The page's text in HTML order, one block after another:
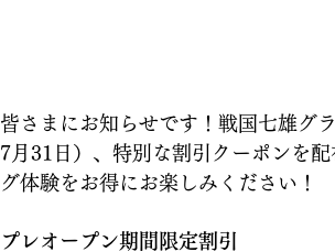
皆さまにお知らせです！戦国七雄グ
7月31日）、特別な割引クーポンを
グ体験をお得にお楽しみください！
プレオープン期間限定割引